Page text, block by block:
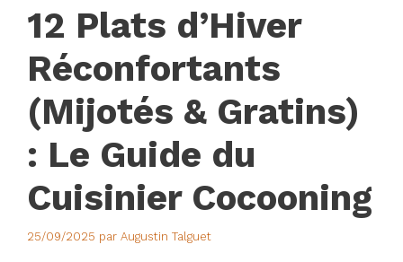
12 Plats d’Hiver
Réconfortants
(Mijotés & Gratins)
: Le Guide du
Cuisinier Cocooning
25/09/2025 par Augustin Talguet